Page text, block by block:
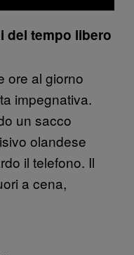
del tempo libero
ore al giorno
impegnativa.
un sacco
olandese
il telefono. Il
a cena,